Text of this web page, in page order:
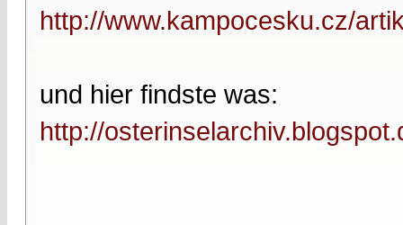
http://www.kampocesku.cz/
und hier findste was:
http://